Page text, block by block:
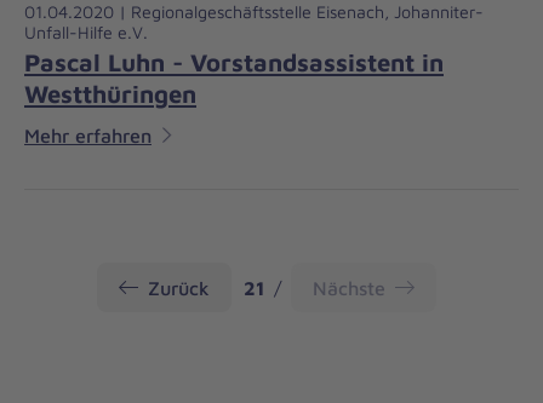
01.04.2020 | Regionalgeschäftsstelle Eisenach, Johanniter-
Unfall-Hilfe e.V.
Pascal Luhn - Vorstandsassistent in
Westthüringen
Mehr erfahren
Zurück Seite
21 Nächste